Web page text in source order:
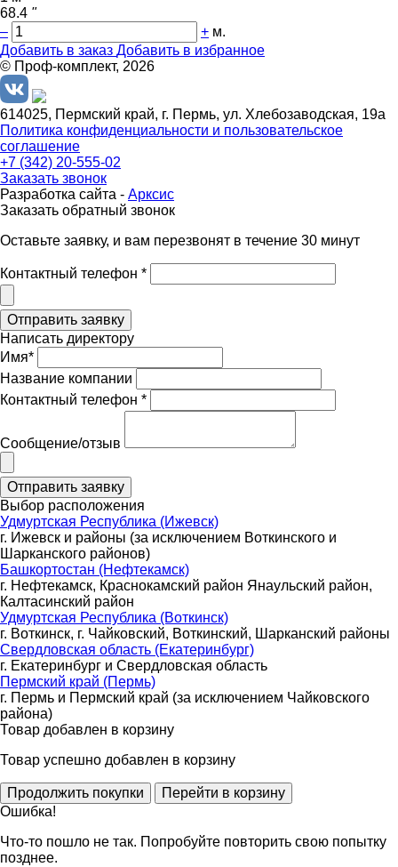
68.4 "
–
+ м.
Добавить в заказ Добавить в избранное
© Проф-комплект, 2026
614025, Пермский край, г. Пермь, ул. Хлебозаводская, 19а
Политика конфиденциальности и пользовательское
соглашение
+7 (342) 20-555-02
Заказать звонок
Разработка сайта - Арксис
Заказать обратный звонок
Оставьте заявку, и вам перезвонят в течение 30 минут
Контактный телефон *
Написать директору
Имя*
Название компании
Контактный телефон *
Сообщение/отзыв
Выбор расположения
Удмуртская Республика (Ижевск)
г. Ижевск и районы (за исключением Воткинского и
Шарканского районов)
Башкортостан (Нефтекамск)
г. Нефтекамск, Краснокамский район Янаульский район,
Калтасинский район
Удмуртская Республика (Воткинск)
г. Воткинск, г. Чайковский, Воткинский, Шарканский районы
Свердловская область (Екатеринбург)
г. Екатеринбург и Свердловская область
Пермский край (Пермь)
г. Пермь и Пермский край (за исключением Чайковского
района)
Товар добавлен в корзину
Товар успешно добавлен в корзину
Ошибка!
Что-то пошло не так. Попробуйте повторить свою попытку
позднее.